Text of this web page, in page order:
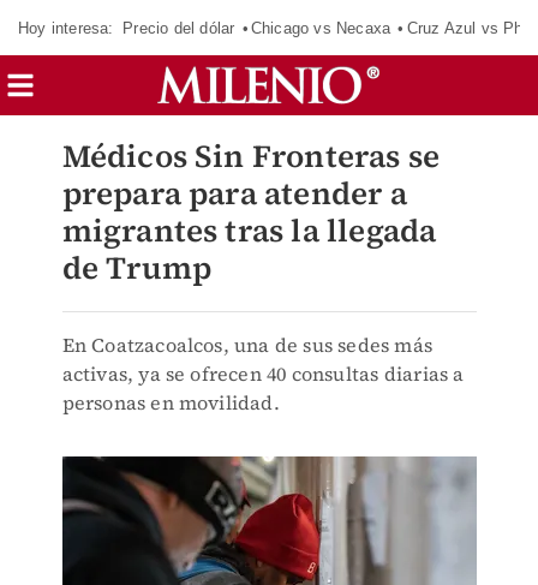
Hoy interesa: Precio del dólar Chicago vs Necaxa Cruz Azul vs
Médicos Sin Fronteras se
prepara para atender a
migrantes tras la llegada
de Trump
En Coatzacoalcos, una de sus sedes más
activas, ya se ofrecen 40 consultas diarias a
personas en movilidad.